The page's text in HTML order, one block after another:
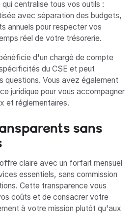
centralise tous vos outils :
avec séparation des budgets,
annuels pour respecter vos
réel de votre trésorerie.
d'un chargé de compte
du CSE et peut
questions. Vous avez également
juridique pour vous accompagner
et réglementaires.
sans
claire avec un forfait mensuel
essentiels, sans commission
Cette transparence vous
coûts et de consacrer votre
à votre mission plutôt qu'aux